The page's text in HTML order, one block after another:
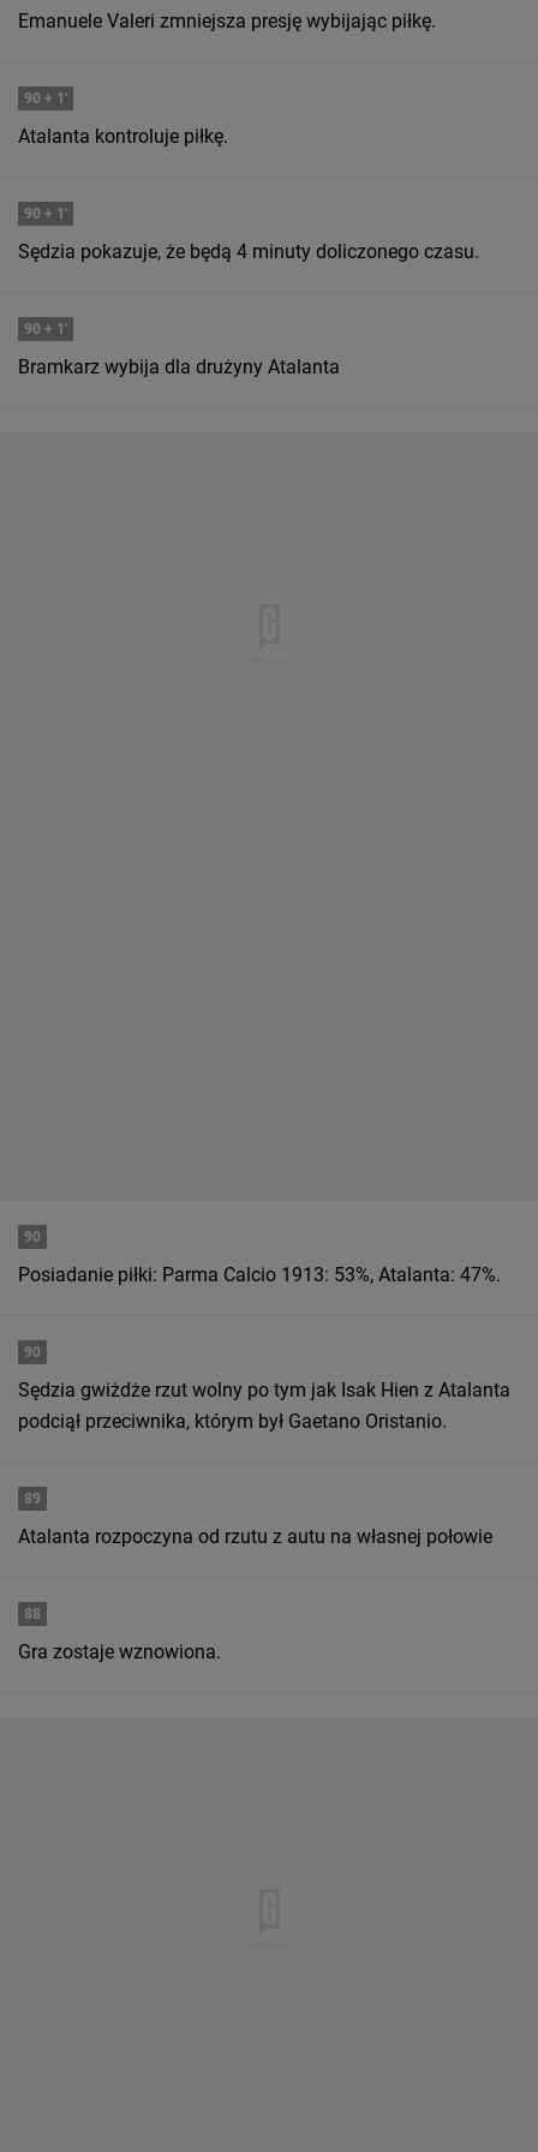
Emanuele Valeri zmniejsza presję wybijając piłkę.
90 + 1'
Atalanta kontroluje piłkę.
90 + 1'
Sędzia pokazuje, że będą 4 minuty doliczonego czasu.
90 + 1'
Bramkarz wybija dla drużyny Atalanta
90
Posiadanie piłki: Parma Calcio 1913: 53%, Atalanta: 47%.
90
Sędzia gwiżdże rzut wolny po tym jak Isak Hien z Atalanta
podciął przeciwnika, którym był Gaetano Oristanio.
89
Atalanta rozpoczyna od rzutu z autu na własnej połowie
88
Gra zostaje wznowiona.